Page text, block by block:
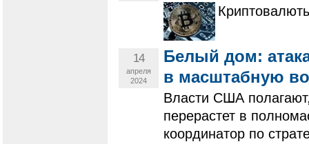
14
апреля
2024
Белый дом:
в масштабную
Власти США
перерастет в
координатор по